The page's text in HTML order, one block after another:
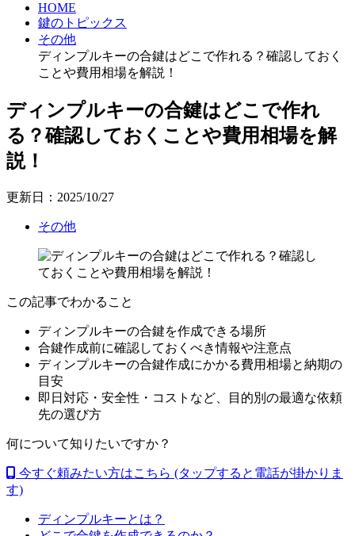
HOME
鍵のトピックス
その他
ディンプルキーの合鍵はどこで作れる？確認しておく
ことや費用相場を解説！
ディンプルキーの合鍵はどこで作れ
る？確認しておくことや費用相場を解
説！
更新日：2025/10/27
その他
この記事でわかること
ディンプルキーの合鍵を作成できる場所
合鍵作成前に確認しておくべき情報や注意点
ディンプルキーの合鍵作成にかかる費用相場と納期の
目安
即日対応・安全性・コストなど、目的別の最適な依頼
先の選び方
何について知りたいですか？
今すぐ頼みたい方はこちら (タップすると電話が掛かりま
す)
ディンプルキーとは？